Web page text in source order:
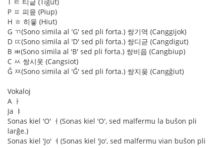
P ㅍ 피읖 (Piup)
H ㅎ 히읗 (Hiut)
G ㄲ(Sono simila al 'G' sed pli forta.) 쌍기역 (Canggijok)
D ㄸ(Sono simila al 'D' sed pli forta.) 쌍디귿 (Cangdigut)
B ㅃ(Sono simila al 'B' sed pli forta.) 쌍비읍 (Cangbiup)
C ㅆ 쌍시옷 (Cangsiot)
Ĝ ㅉ(Sono simila al 'Ĝ' sed pli forta.) 쌍지읒 (Cangĝiut)
Vokaloj
A ㅏ
Ja ㅑ
Sonas kiel 'O' ㅓ(Sonas kiel 'O', sed malfermu la buŝon pli
larĝe.)
Sonas kiel 'Jo' ㅕ(Sonas kiel 'Jo', sed malfermu vian buŝon pli